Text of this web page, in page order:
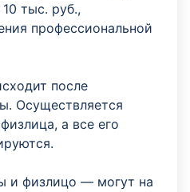
тыс. руб.,
профессиональной
после
Осуществляется
а все его
и физлицо — могут на